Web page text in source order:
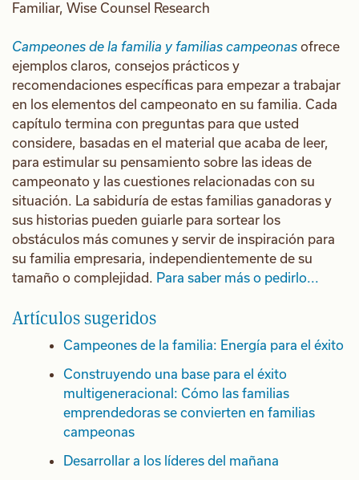
Familiar, Wise Counsel Research
Campeones de la familia y familias campeonas ofrece
ejemplos claros, consejos prácticos y
recomendaciones específicas para empezar a trabajar
en los elementos del campeonato en su familia. Cada
capítulo termina con preguntas para que usted
considere, basadas en el material que acaba de leer,
para estimular su pensamiento sobre las ideas de
campeonato y las cuestiones relacionadas con su
situación. La sabiduría de estas familias ganadoras y
sus historias pueden guiarle para sortear los
obstáculos más comunes y servir de inspiración para
su familia empresaria, independientemente de su
tamaño o complejidad. Para saber más o pedirlo...
Artículos sugeridos
Campeones de la familia: Energía para el éxito
Construyendo una base para el éxito
multigeneracional: Cómo las familias
emprendedoras se convierten en familias
campeonas
Desarrollar a los líderes del mañana